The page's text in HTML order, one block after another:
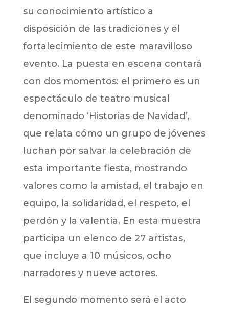
su conocimiento artístico a
disposición de las tradiciones y el
fortalecimiento de este maravilloso
evento. La puesta en escena contará
con dos momentos: el primero es un
espectáculo de teatro musical
denominado ‘Historias de Navidad’,
que relata cómo un grupo de jóvenes
luchan por salvar la celebración de
esta importante fiesta, mostrando
valores como la amistad, el trabajo en
equipo, la solidaridad, el respeto, el
perdón y la valentía. En esta muestra
participa un elenco de 27 artistas,
que incluye a 10 músicos, ocho
narradores y nueve actores.
El segundo momento será el acto